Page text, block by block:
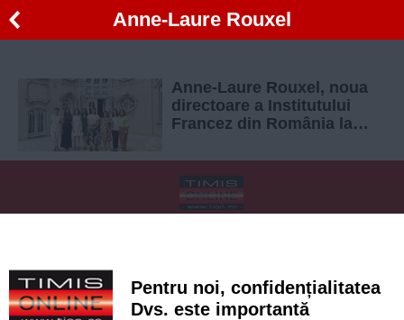
Anne-Laure Rouxel
Anne-Laure Rouxel, noua
directoare a Institutului
Francez din România la
Politica de confidentialitate
Regulament postare și moderare comentarii
Pentru noi, confidențialitatea
Dvs. este importantă